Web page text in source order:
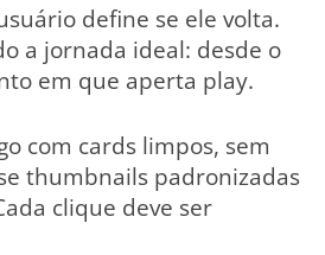
define se ele volta.
a jornada ideal: desde o
em que aperta play.
com cards limpos, sem
thumbnails padronizadas
clique deve ser